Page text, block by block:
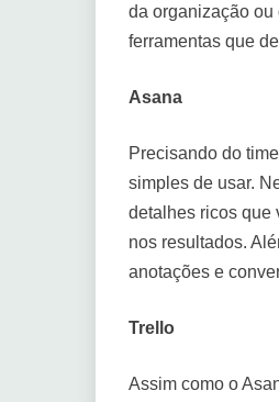
da organização
ferramentas que
Asana
Precisando do
simples de usar.
detalhes ricos que
nos resultados.
anotações e
Trello
Assim como o